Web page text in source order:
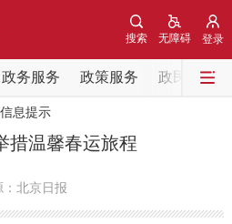
登录
无障碍
搜索
政务服务 政策服务 政民互动
国务院信息
信息提示
措温馨春运旅程
：北京日报